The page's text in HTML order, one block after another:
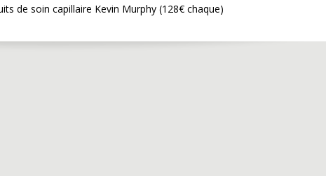
de soin capillaire Kevin Murphy (128€ chaque)